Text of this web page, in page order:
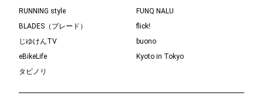
RUNNING style
FUNQ NALU
BLADES（ブレード）
flick!
じゆけんTV
buono
eBikeLife
Kyoto in Tokyo
タビノリ